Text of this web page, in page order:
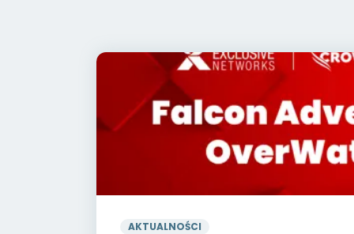
AKTUALNOŚCI